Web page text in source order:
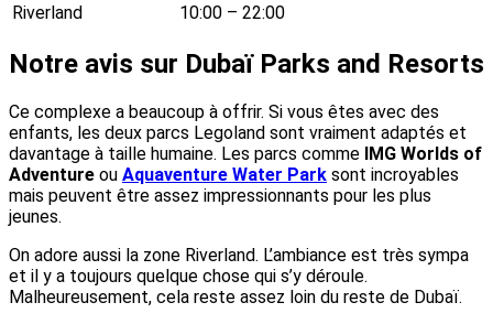
Riverland
10:00 – 22:00
Notre avis sur Dubaï Parks and Resorts
Ce complexe a beaucoup à offrir. Si vous êtes avec des
enfants, les deux parcs Legoland sont vraiment adaptés et
davantage à taille humaine. Les parcs comme IMG Worlds of
Adventure ou Aquaventure Water Park sont incroyables
mais peuvent être assez impressionnants pour les plus
jeunes.
On adore aussi la zone Riverland. L’ambiance est très sympa
et il y a toujours quelque chose qui s’y déroule.
Malheureusement, cela reste assez loin du reste de Dubaï.